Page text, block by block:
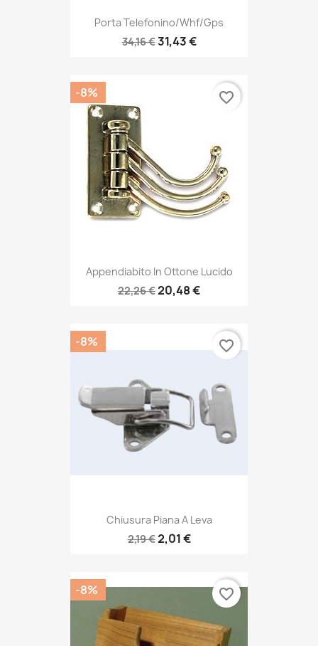
Porta Telefonino/Whf/Gps
34,16 €31,43 €
Appendiabito In Ottone Lucido
22,26 €20,48 €
-8% favorite_border
Chiusura Piana A Leva
2,19 €2,01 €
-8% favorite_border
-8% favorite_border